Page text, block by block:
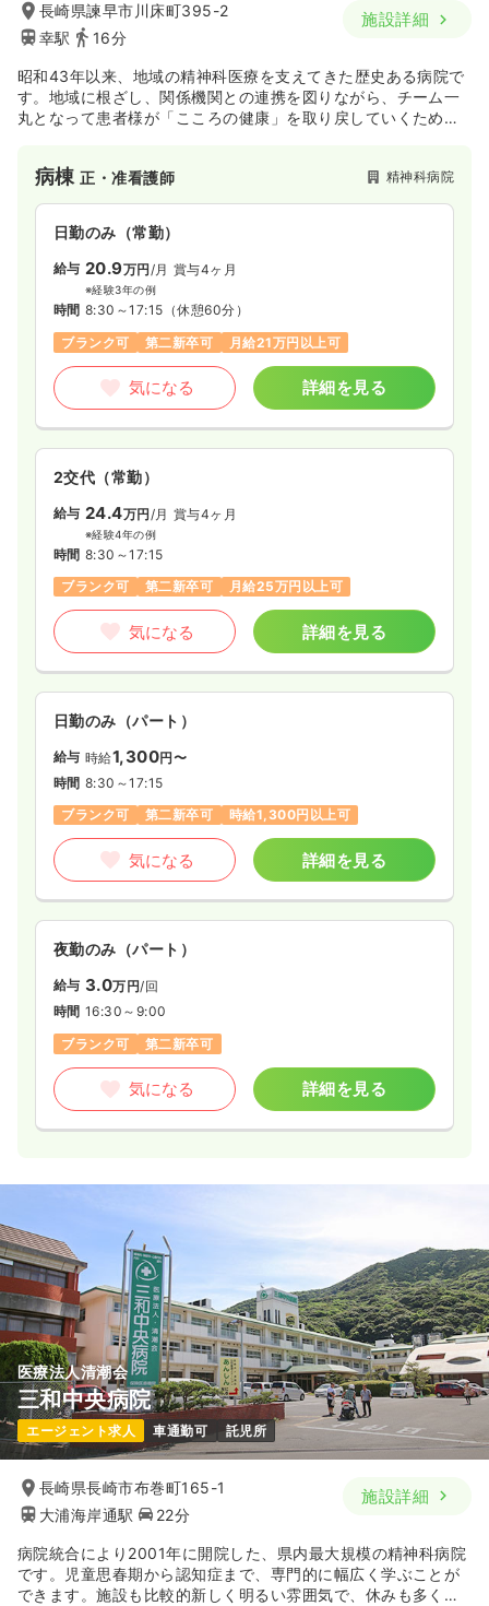
長崎県諫早市川床町395-2
幸駅
16分
施設詳細
昭和43年以来、地域の精神科医療を支えてきた歴史ある病院で
す。地域に根ざし、関係機関との連携を図りながら、チーム一
丸となって患者様が「こころの健康」を取り戻していくための
病棟正・准看護師 精神科病院
日勤のみ（常勤）
給与 20.9万円/月 賞与4ヶ月
※経験3年の例
時間 8:30～17:15 （休憩60分）
ブランク可
第二新卒可 月給21万円以上可
気になる 詳細を見る
2交代（常勤）
給与 24.4万円 /月 賞与4ヶ月
※経験4年の例
時間 8:30～17:15
ブランク可
第二新卒可 月給25万円以上可
気になる 詳細を見る
日勤のみ（パート）
給与 時給1,300円〜
時間 8:30～17:15
ブランク可
第二新卒可 時給1,300円以上可
気になる 詳細を見る
夜勤のみ（パート）
給与 3.0万円/回
時間 16:30～9:00
ブランク可
第二新卒可
気になる 詳細を見る
医療法人清潮会
三和中央病院
エージェント求人 車通勤可 託児所
長崎県長崎市布巻町165-1
大浦海岸通駅
22分
施設詳細
病院統合により2001年に開院した、県内最大規模の精神科病院
です。児童思春期から認知症まで、専門的に幅広く学ぶことが
できます。施設も比較的新しく明るい雰囲気で、休みも多く院